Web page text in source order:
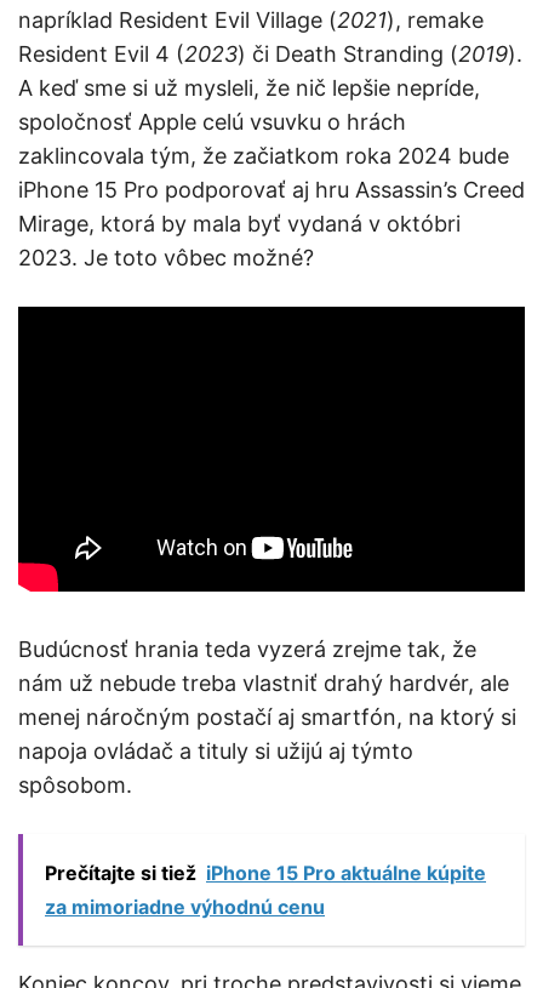
napríklad Resident Evil Village (2021), remake
Resident Evil 4 (2023) či Death Stranding (2019).
A keď sme si už mysleli, že nič lepšie nepríde,
spoločnosť Apple celú vsuvku o hrách
zaklincovala tým, že začiatkom roka 2024 bude
iPhone 15 Pro podporovať aj hru Assassin’s Creed
Mirage, ktorá by mala byť vydaná v októbri
2023. Je toto vôbec možné?
Budúcnosť hrania teda vyzerá zrejme tak, že
nám už nebude treba vlastniť drahý hardvér, ale
menej náročným postačí aj smartfón, na ktorý si
napoja ovládač a tituly si užijú aj týmto
spôsobom.
Prečítajte si tiež iPhone 15 Pro aktuálne kúpite
za mimoriadne výhodnú cenu